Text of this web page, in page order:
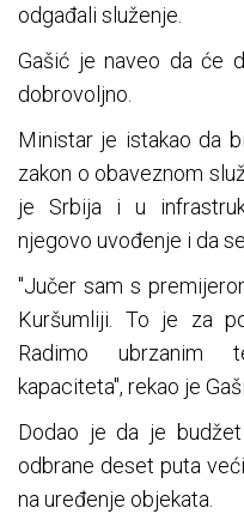
odgađali služenje.
Gašić je naveo da će
dobrovoljno.
Ministar je istakao da
zakon o obaveznom
je Srbija i u
njegovo uvođenje i da
"Jučer sam s
Kuršumliji. To je za
Radimo ubrzanim
kapaciteta", rekao je
Dodao je da je
odbrane deset puta
na uređenje objekata.